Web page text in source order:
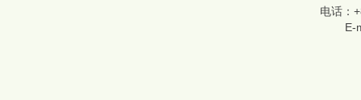
电话：
E-